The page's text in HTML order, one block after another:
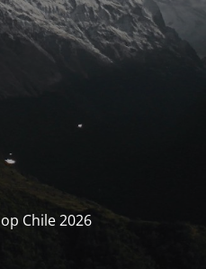
Chile 2026